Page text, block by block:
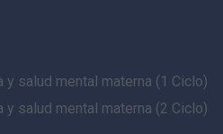
salud mental materna (1 Ciclo)
salud mental materna (2 Ciclo)